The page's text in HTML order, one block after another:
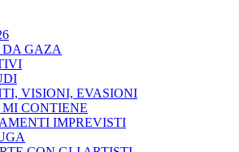
GAZA
VISIONI, EVASIONI
CONTIENE
IMPREVISTI